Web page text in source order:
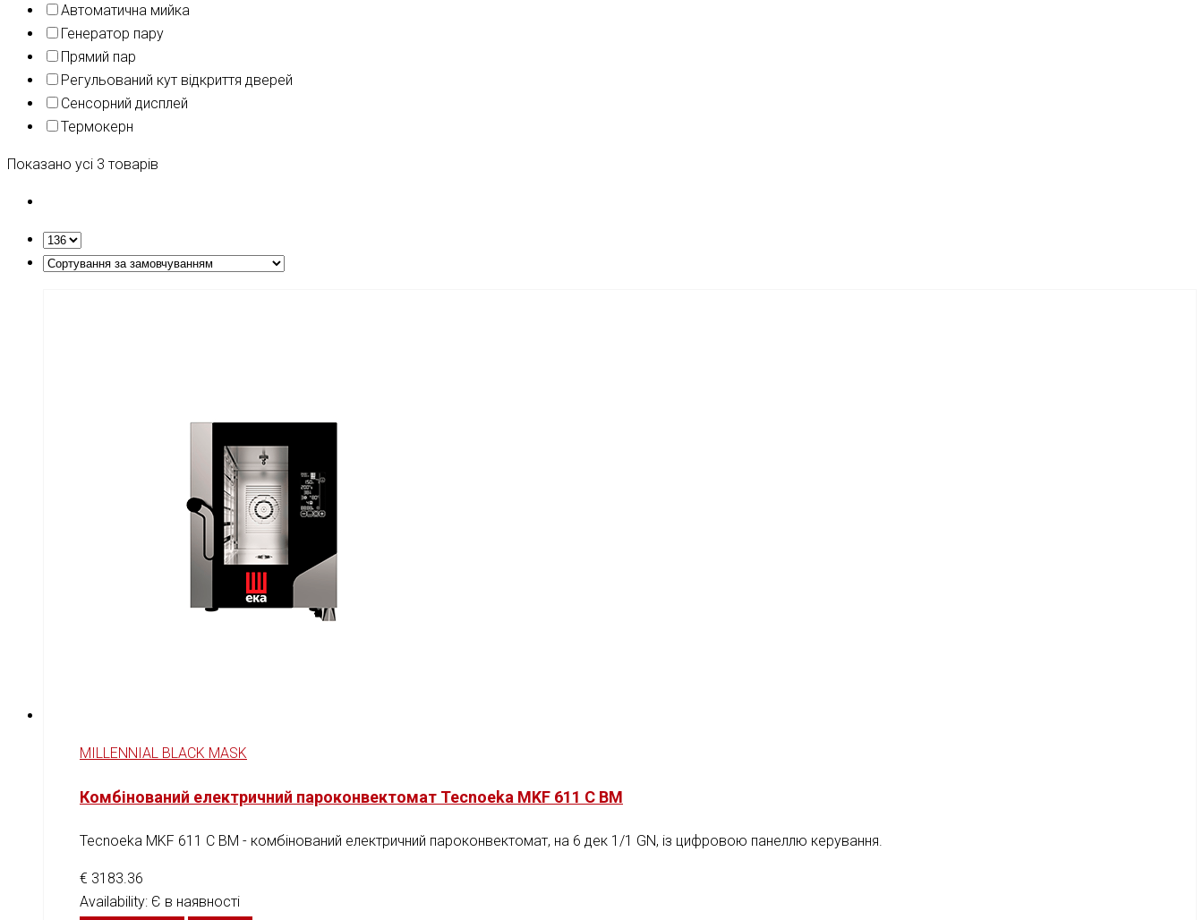
Автоматична мийка
Генератор пару
Прямий пар
Регульований кут відкриття дверей
Сенсорний дисплей
Термокерн
Показано усі 3 товарів
MILLENNIAL BLACK MASK
Комбінований електричний пароконвектомат Tecnoeka MKF 611 С BM
Tecnoeka MKF 611 C BM - комбінований електричний пароконвектомат, на 6 дек 1/1 GN, із цифровою панеллю керування.
€ 3183.36
Availability: Є в наявності